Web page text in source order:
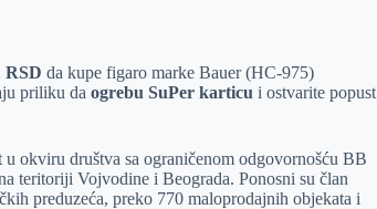
RSD da kupe figaro marke Bauer (HC-975)
priliku daogrebu SuPer karticu i ostvarite popust
okviru društva sa ograničenom odgovornošću BB
teritoriji Vojvodine i Beograda. Ponosni su član
preduzeća, preko 770 maloprodajnih objekata i